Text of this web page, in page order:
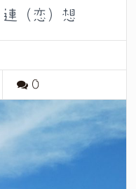
（恋）想
0